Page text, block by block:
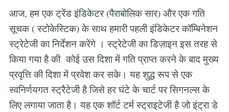
आज, हम एक ट्रेंड इंडिकेटर (पैराबोलिक सार) और एक गति
सूचक ( स्टोकेस्टिक) के साथ हमारी पहली इंडिकेटर कॉम्बिनेशन
स्ट्रेटेजी का निर्देशन करेंगे । स्ट्रेटेजी का डिज़ाइन इस तरह से
किया गया है की कोई उस दिशा में गति प्राप्त करने के बाद मुख्य
प्रवृत्ति की दिशा में प्रवेश कर सके। यह शुद्ध रूप से एक
स्वनिर्णयगत स्ट्रैटेजी है जिसे हर घंटे के चार्ट पर सिगनल्स के
लिए लगाया जाता है। यह एक शॉर्ट टर्म स्ट्राइटेजी है जो इंट्रा डे